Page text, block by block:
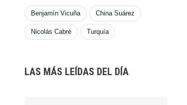
Benjamín Vicuña China Suárez
Nicolás Cabré Turquía
LAS MÁS LEÍDAS DEL DÍA